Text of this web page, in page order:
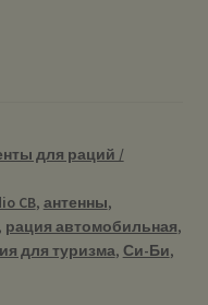
для раций /
CB, антенны,
, рация автомобильная,
для туризма, Си-Би,